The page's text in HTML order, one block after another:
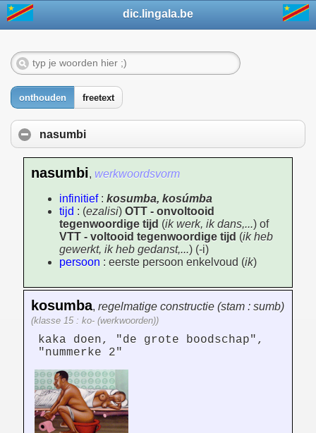
dic.lingala.be
onthouden freetext
nasumbi
nasumbi, werkwoordsvorm
infinitief: kosumba, kosúmba
tijd : (ezalisi) OTT - onvoltooid
tegenwoordige tijd (ik werk, ik dans,...) of
VTT - voltooid tegenwoordige tijd (ik heb
gewerkt, ik heb gedanst,...) (-i)
persoon : eerste persoon enkelvoud (ik)
kosumba, regelmatige constructie (stam : sumb)
(klasse 15 : ko- (werkwoorden))
kaka doen, "de grote boodschap",
"nummerke 2"